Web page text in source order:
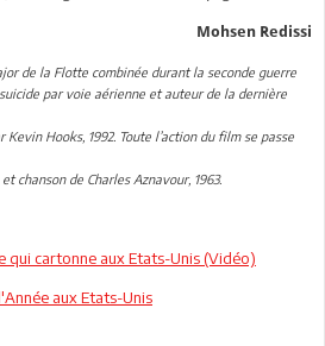
Mohsen Redissi
de la Flotte combinée durant la seconde guerre
par voie aérienne et auteur de la dernière
Hooks, 1992. Toute l’action du film se passe
chanson de Charles Aznavour, 1963.
qui cartonne aux Etats-Unis (Vidéo)
aux Etats-Unis